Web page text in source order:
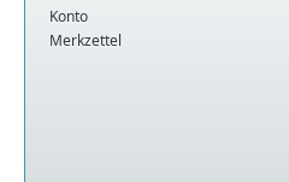
Konto
Merkzettel